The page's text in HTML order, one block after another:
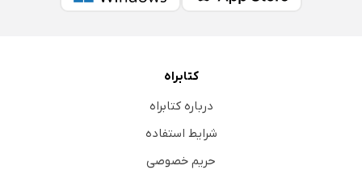
کتابراه
درباره کتابراه
شرایط استفاده
حریم خصوصی